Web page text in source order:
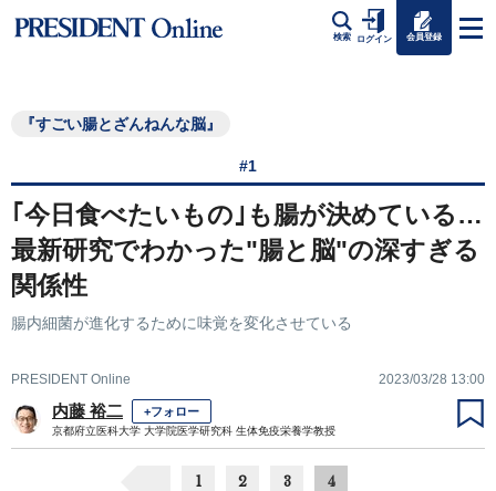
検索 ログイン 会員登録
『すごい腸とざんねんな脳』
#1
｢今日食べたいもの｣も腸が決めている…
最新研究でわかった"腸と脳"の深すぎる
関係性
腸内細菌が進化するために味覚を変化させている
PRESIDENT Online 2023/03/28 13:00
内藤 裕二 +フォロー
京都府立医科大学 大学院医学研究科 生体免疫栄養学教授
1 2 3 4